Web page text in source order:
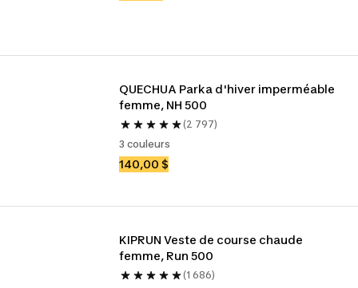
QUECHUA Parka d'hiver imperméable
femme, NH 500
(2 797)
3 couleurs
140,00 $
KIPRUN Veste de course chaude
femme, Run 500
(1 686)